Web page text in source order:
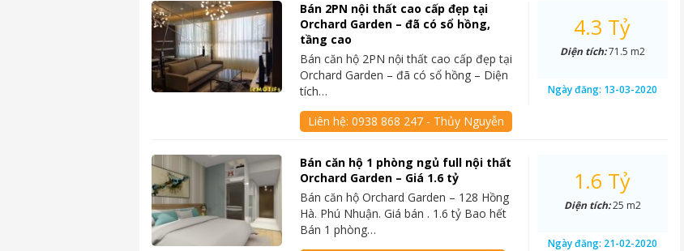
Bán 2PN nội thất cao cấp đẹp tại
Orchard Garden – đã có sổ hồng,
tầng cao
Bán căn hộ 2PN nội thất cao cấp đẹp tại
Orchard Garden – đã có sổ hồng – Diện
tích…
Liên hệ:0938 868 247 - Thủy Nguyễn
4.3 Tỷ
Diện tích:71.5 m2
Ngày đăng: 13-03-2020
Bán căn hộ 1 phòng ngủ full nội thất
Orchard Garden – Giá 1.6 tỷ
Bán căn hộ Orchard Garden – 128 Hồng
Hà. Phú Nhuận. Giá bán . 1.6 tỷ Bao hết
Bán 1 phòng…
1.6 Tỷ
Diện tích:25 m2
Ngày đăng: 21-02-2020